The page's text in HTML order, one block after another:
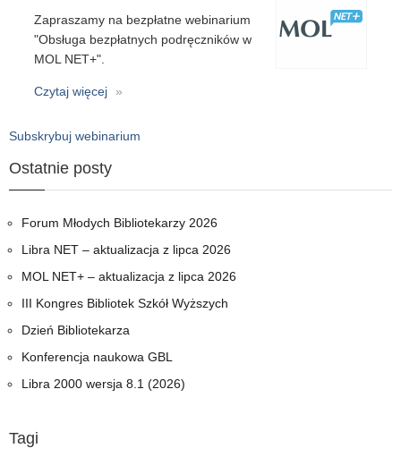
Zapraszamy na bezpłatne webinarium
"Obsługa bezpłatnych podręczników w
MOL NET+".
Czytaj więcej
o
webinarium
darmowych
podręczników
MOL
NET+
Subskrybuj webinarium
Ostatnie posty
Forum Młodych Bibliotekarzy 2026
Libra NET – aktualizacja z lipca 2026
MOL NET+ – aktualizacja z lipca 2026
III Kongres Bibliotek Szkół Wyższych
Dzień Bibliotekarza
Konferencja naukowa GBL
Libra 2000 wersja 8.1 (2026)
Tagi